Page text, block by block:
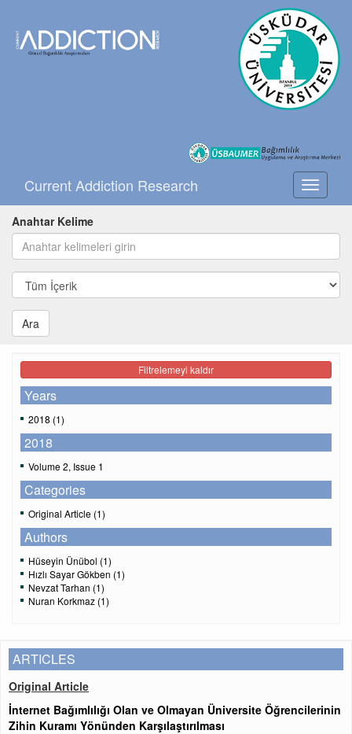
Toggle
Current Addiction Research
Anahtar Kelime
Ara
Filtrelemeyi kaldır
Years
2018 (1)
2018
Volume 2, Issue 1
Categories
Original Article (1)
Authors
Hüseyin Ünübol (1)
Hızlı Sayar Gökben (1)
Nevzat Tarhan (1)
Nuran Korkmaz (1)
ARTICLES
Original Article
İnternet Bağımlılığı Olan ve Olmayan Üniversite Öğrencilerinin
Zihin Kuramı Yönünden Karşılaştırılması